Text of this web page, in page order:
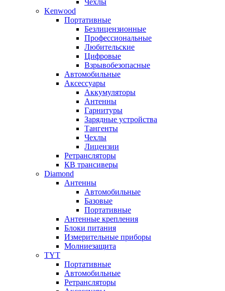
Kenwood
Портативные
Безлицензионные
Профессиональные
Любительские
Цифровые
Взрывобезопасные
Автомобильные
Аксессуары
Аккумуляторы
Антенны
Гарнитуры
Зарядные устройства
Тангенты
Чехлы
Лицензии
Ретрансляторы
КВ трансиверы
Diamond
Антенны
Автомобильные
Базовые
Портативные
Антенные крепления
Блоки питания
Измерительные приборы
Молниезащита
TYT
Портативные
Автомобильные
Ретрансляторы